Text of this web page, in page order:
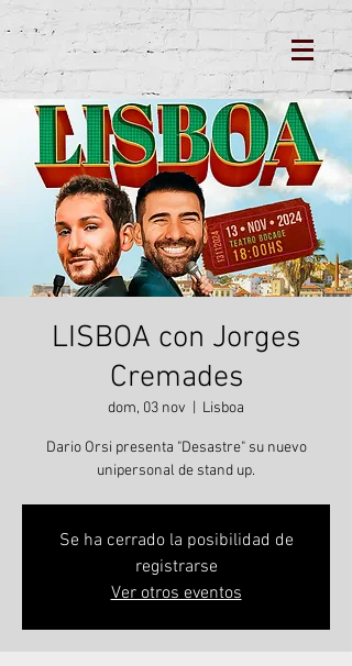
LISBOA con Jorges
Cremades
dom, 03 nov Lisboa
Dario Orsi presenta "Desastre" su nuevo
unipersonal de stand up.
Se ha cerrado la posibilidad de
registrarse
Ver otros eventos